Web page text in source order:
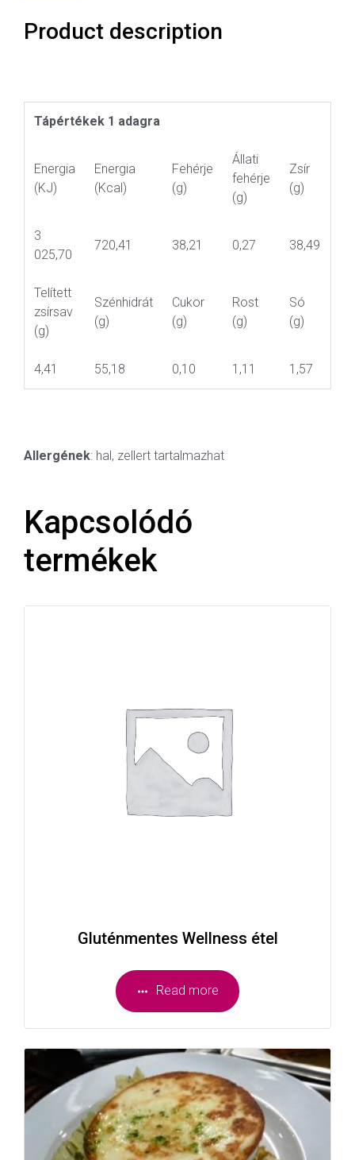
Product description
Tápértékek 1 adagra
Energia
(KJ)
Energia
(Kcal)
Fehérje
(g)
Állati
fehérje
(g)
Zsír
(g)
3
025,70
720,41 38,21 0,27 38,49
Telített
zsírsav
(g)
Szénhidrát
(g)
Cukor
(g)
Rost
(g)
Só
(g)
4,41 55,18 0,10 1,11 1,57
Allergének: hal, zellert tartalmazhat
Kapcsolódó
termékek
Gluténmentes Wellness étel
Read more